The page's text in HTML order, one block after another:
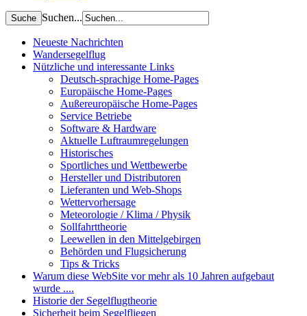
Suchen...
Neueste Nachrichten
Wandersegelflug
Nützliche und interessante Links
Deutsch-sprachige Home-Pages
Europäische Home-Pages
Außereuropäische Home-Pages
Service Betriebe
Software & Hardware
Aktuelle Luftraumregelungen
Historisches
Sportliches und Wettbewerbe
Hersteller und Distributoren
Lieferanten und Web-Shops
Wettervorhersage
Meteorologie / Klima / Physik
Sollfahrttheorie
Leewellen in den Mittelgebirgen
Behörden und Flugsicherung
Tips & Tricks
Warum diese WebSite vor mehr als 10 Jahren aufgebaut
wurde ....
Historie der Segelflugtheorie
Sicherheit beim Segelfliegen